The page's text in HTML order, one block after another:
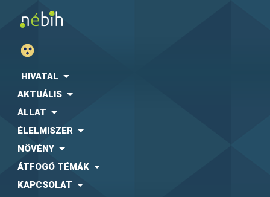
HIVATAL
AKTUÁLIS
ÁLLAT
ÉLELMISZER
NÖVÉNY
ÁTFOGÓ TÉMÁK
KAPCSOLAT